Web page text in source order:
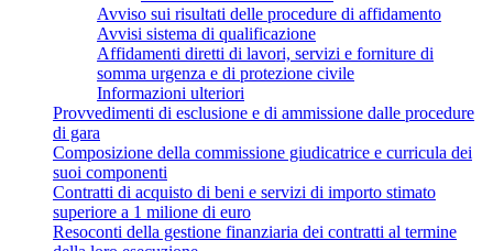
Avviso sui risultati delle procedure di affidamento
Avvisi sistema di qualificazione
Affidamenti diretti di lavori, servizi e forniture di
somma urgenza e di protezione civile
Informazioni ulteriori
Provvedimenti di esclusione e di ammissione dalle procedure
di gara
Composizione della commissione giudicatrice e curricula dei
suoi componenti
Contratti di acquisto di beni e servizi di importo stimato
superiore a 1 milione di euro
Resoconti della gestione finanziaria dei contratti al termine